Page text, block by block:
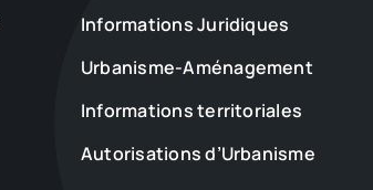
Informations Juridiques
Urbanisme-Aménagement
Informations territoriales
Autorisations d’Urbanisme